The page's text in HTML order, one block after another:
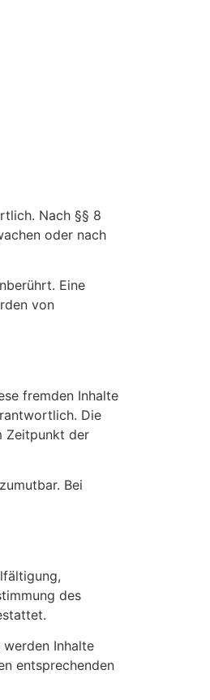
Nach §§ 8
oder nach
Eine
von
fremden Inhalte
Die
Zeitpunkt der
Bei
des
Inhalte
entsprechenden